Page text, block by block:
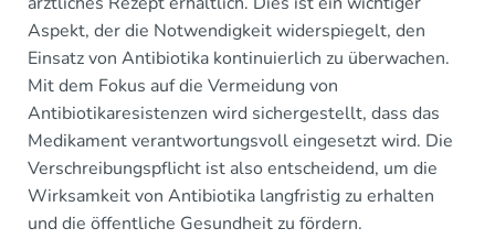
Aspekt, der die Notwendigkeit widerspiegelt, den
Einsatz von Antibiotika kontinuierlich zu überwachen.
Mit dem Fokus auf die Vermeidung von
Antibiotikaresistenzen wird sichergestellt, dass das
Medikament verantwortungsvoll eingesetzt wird. Die
Verschreibungspflicht ist also entscheidend, um die
Wirksamkeit von Antibiotika langfristig zu erhalten
und die öffentliche Gesundheit zu fördern.